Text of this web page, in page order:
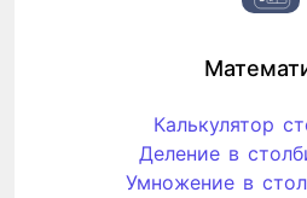
Калькулятор
Деление в
Умножение в